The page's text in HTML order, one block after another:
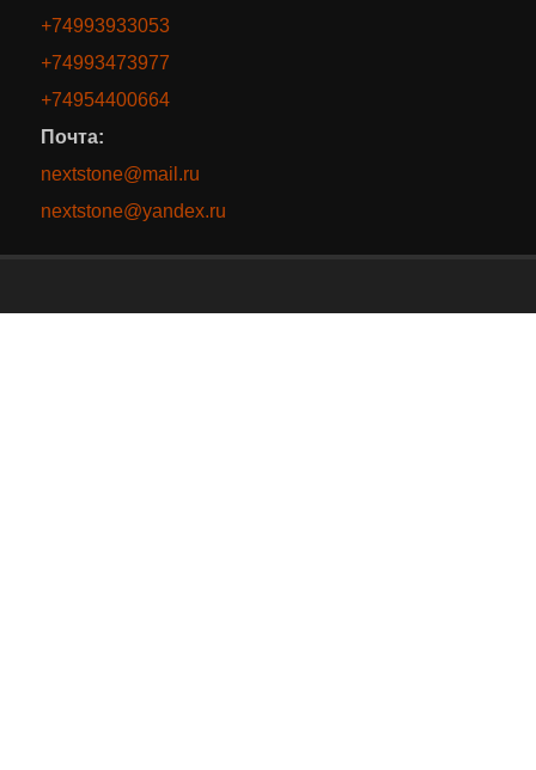
+74993933053
+74993473977
+74954400664
Почта:
nextstone@mail.ru
nextstone@yandex.ru